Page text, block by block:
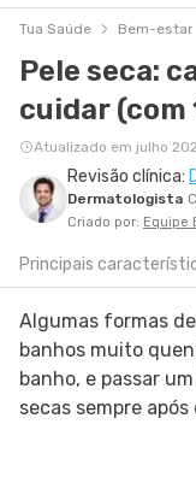
NUTRIÇÃO
GRAVIDEZ
SIGA O
Tua Saúde Bem-estar
Pele seca:
cuidar (com
Atualizado em julho
Revisão clínica:
Dermatologista
Criado por: Equipe
Principais
Algumas formas
banhos muito
banho, e passar
secas sempre após